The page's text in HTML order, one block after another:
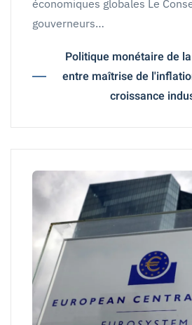
économiques globales Le
gouverneurs…
Politique monétaire de
entre maîtrise de
croissance